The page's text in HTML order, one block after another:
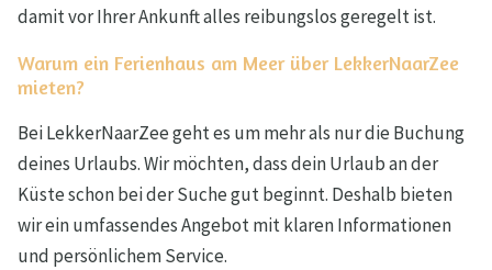
damit vor Ihrer Ankunft alles reibungslos geregelt ist.
Warum ein Ferienhaus am Meer über LekkerNaarZee
mieten?
Bei LekkerNaarZee geht es um mehr als nur die Buchung
deines Urlaubs. Wir möchten, dass dein Urlaub an der
Küste schon bei der Suche gut beginnt. Deshalb bieten
wir ein umfassendes Angebot mit klaren Informationen
und persönlichem Service.